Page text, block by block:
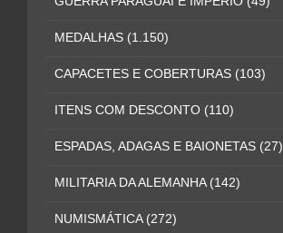
MEDALHAS (1.150)
CAPACETES E COBERTURAS (103)
ITENS COM DESCONTO (110)
ESPADAS, ADAGAS E BAIONETAS (27)
MILITARIA DA ALEMANHA (142)
NUMISMÁTICA (272)